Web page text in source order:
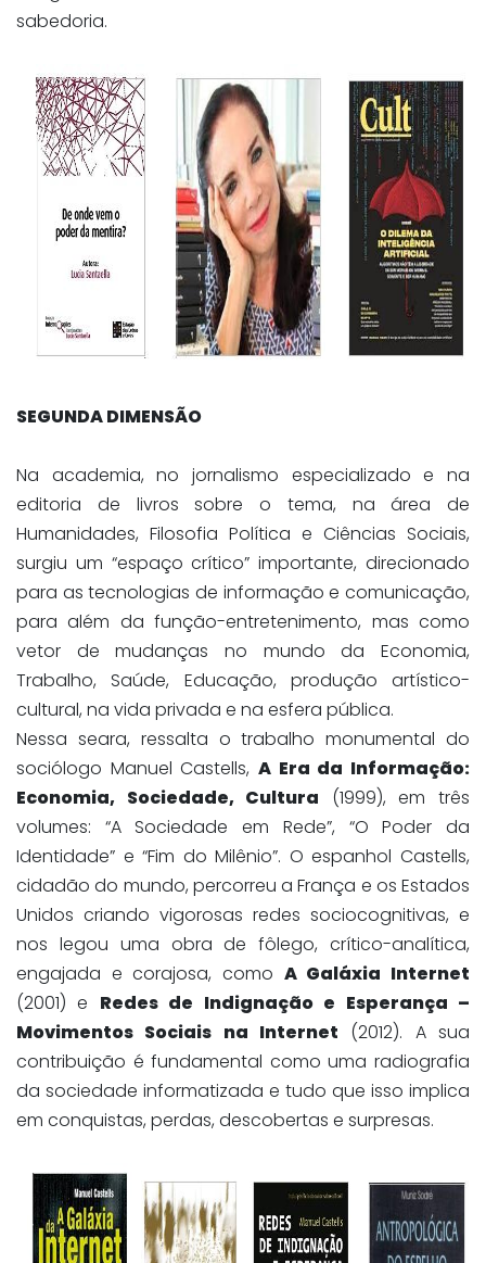
sabedoria.
SEGUNDA DIMENSÃO
Na academia, no jornalismo especializado e na
editoria de livros sobre o tema, na área de
Humanidades, Filosofia Política e Ciências Sociais,
surgiu um “espaço crítico” importante, direcionado
para as tecnologias de informação e comunicação,
para além da função-entretenimento, mas como
vetor de mudanças no mundo da Economia,
Trabalho, Saúde, Educação, produção artístico-
cultural, na vida privada e na esfera pública.
Nessa seara, ressalta o trabalho monumental do
sociólogo Manuel Castells, A Era da Informação:
Economia, Sociedade, Cultura (1999), em três
volumes: “A Sociedade em Rede”, “O Poder da
Identidade” e “Fim do Milênio”. O espanhol Castells,
cidadão do mundo, percorreu a França e os Estados
Unidos criando vigorosas redes sociocognitivas, e
nos legou uma obra de fôlego, crítico-analítica,
engajada e corajosa, como A Galáxia Internet
(2001) e Redes de Indignação e Esperança –
Movimentos Sociais na Internet (2012). A sua
contribuição é fundamental como uma radiografia
da sociedade informatizada e tudo que isso implica
em conquistas, perdas, descobertas e surpresas.